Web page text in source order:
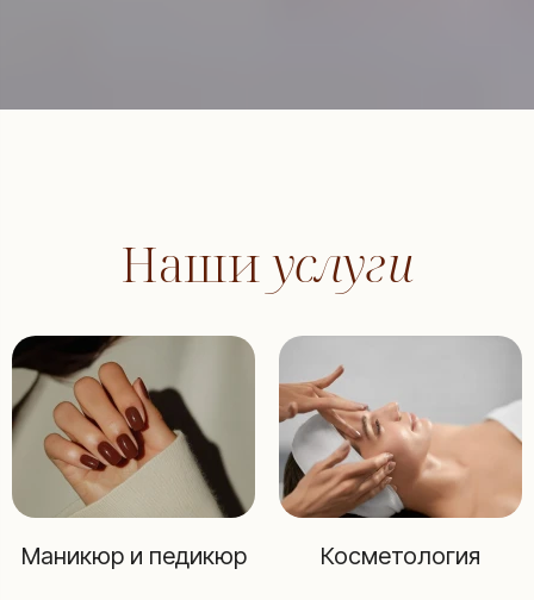
Нашиуслуги
Маникюр и педикюр Косметология